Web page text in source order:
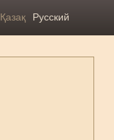
Қазақ Русский